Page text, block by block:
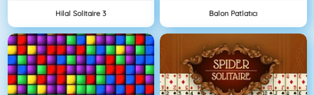
Hilal Solitaire 3 Balon Patlatıcı